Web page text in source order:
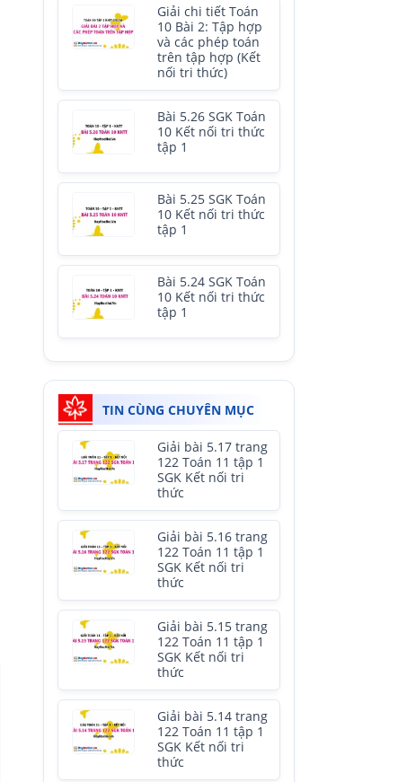
Giải chi tiết Toán
10 Bài 2: Tập hợp
và các phép toán
trên tập hợp (Kết
nối tri thức)
Bài 5.26 SGK Toán
10 Kết nối tri thức
tập 1
Bài 5.25 SGK Toán
10 Kết nối tri thức
tập 1
Bài 5.24 SGK Toán
10 Kết nối tri thức
tập 1
TIN CÙNG CHUYÊN MỤC
Giải bài 5.17 trang
122 Toán 11 tập 1
SGK Kết nối tri
thức
Giải bài 5.16 trang
122 Toán 11 tập 1
SGK Kết nối tri
thức
Giải bài 5.15 trang
122 Toán 11 tập 1
SGK Kết nối tri
thức
Giải bài 5.14 trang
122 Toán 11 tập 1
SGK Kết nối tri
thức